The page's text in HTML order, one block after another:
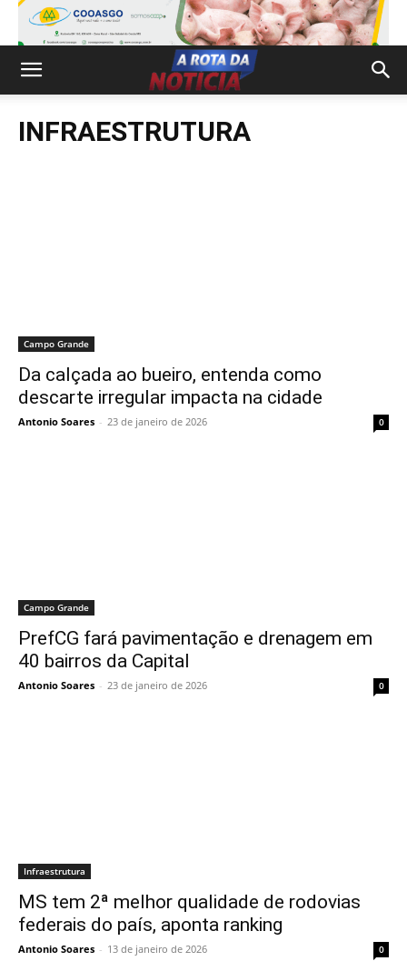
INFRAESTRUTURA
Campo Grande
Da calçada ao bueiro, entenda como
descarte irregular impacta na cidade
Antonio Soares - 23 de janeiro de 2026 0
Campo Grande
PrefCG fará pavimentação e drenagem em
40 bairros da Capital
Antonio Soares - 23 de janeiro de 2026 0
Infraestrutura
MS tem 2ª melhor qualidade de rodovias
federais do país, aponta ranking
Antonio Soares - 13 de janeiro de 2026 0